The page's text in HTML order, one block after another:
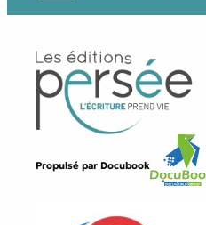
Propulsé par Docubook